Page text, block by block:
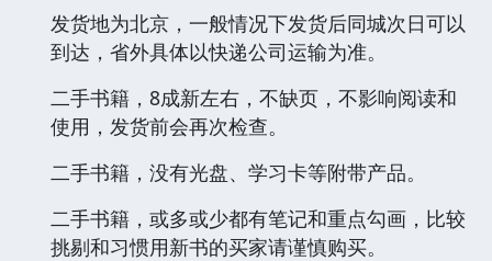
发货地为北京，一般情况下发货后同城次日可以
到达，省外具体以快递公司运输为准。
二手书籍，8成新左右，不缺页，不影响阅读和
使用，发货前会再次检查。
二手书籍，没有光盘、学习卡等附带产品。
二手书籍，或多或少都有笔记和重点勾画，比较
挑剔和习惯用新书的买家请谨慎购买。